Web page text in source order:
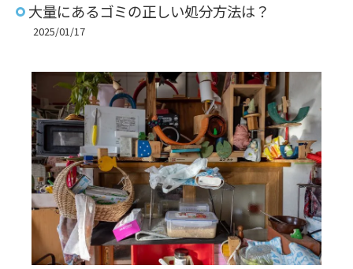
大量にあるゴミの正しい処分方法は？
2025/01/17